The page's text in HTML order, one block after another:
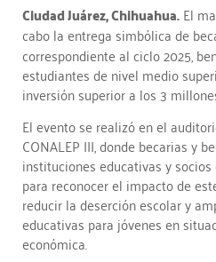
Ciudad Juárez, Chihuahua.El
cabo la entrega simbólica de
correspondiente al ciclo 2025,
estudiantes de nivel medio
inversión superior a los 3
El evento se realizó en el
CONALEP III, donde becarias y
instituciones educativas y
para reconocer el impacto de
reducir la deserción escolar y
educativas para jóvenes en
económica.